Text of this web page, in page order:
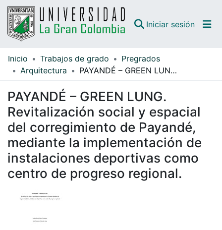
Iniciar sesión
Comunidades
Guías
Inicio Trabajos de grado
Pregrados
Arquitectura
PAYANDÉ – GREEN LUNG. Revitalización social y espacial del corregimiento de Payandé, mediante la implementación de instalaciones deportivas como centro de progreso regional.
PAYANDÉ – GREEN LUNG.
Revitalización social y espacial
del corregimiento de Payandé,
mediante la implementación de
instalaciones deportivas como
centro de progreso regional.